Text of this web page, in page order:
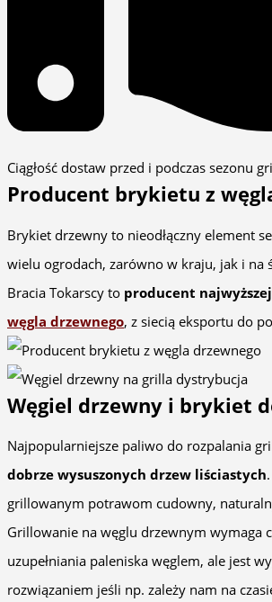
Ciągłość dostaw przed i podczas sezonu
Producent brykietu z
Brykiet drzewny to nieodłączny element
wielu ogrodach, zarówno w kraju, jak i na
Bracia Tokarscy to producent
węgla drzewnego, z siecią eksportu do
Węgiel drzewny i brykiet
Najpopularniejsze paliwo do rozpalania
dobrze wysuszonych drzew liściastych
grillowanym potrawom cudowny,
Grillowanie na węglu drzewnym wymaga
uzupełniania paleniska węglem, ale jest
rozwiązaniem jeśli np. zależy nam na